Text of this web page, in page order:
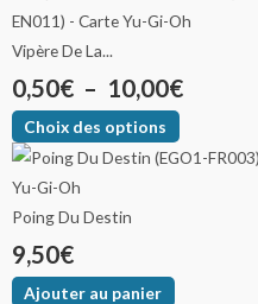
Vipère De La...
0,50€ – 10,00€
Choix des options
Poing Du Destin
9,50€
Ajouter au panier